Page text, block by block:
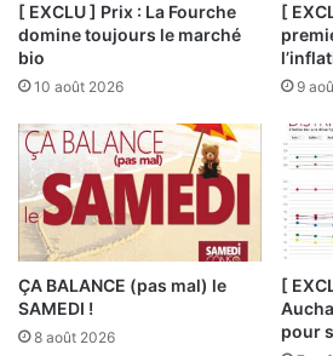
[ EXCLU ] Prix : La Fourche
domine toujours le marché
bio
10 août 2026
[
9
ÇA BALANCE (pas mal) le
SAMEDI !
8 août 2026
[
pour